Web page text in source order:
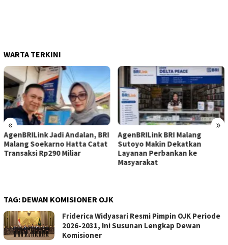
WARTA TERKINI
« »
AgenBRILink Jadi Andalan, BRI
Malang Soekarno Hatta Catat
Transaksi Rp290 Miliar
AgenBRILink BRI Malang
Sutoyo Makin Dekatkan
Layanan Perbankan ke
Masyarakat
TAG: DEWAN KOMISIONER OJK
Friderica Widyasari Resmi Pimpin OJK Periode
2026-2031, Ini Susunan Lengkap Dewan
Komisioner